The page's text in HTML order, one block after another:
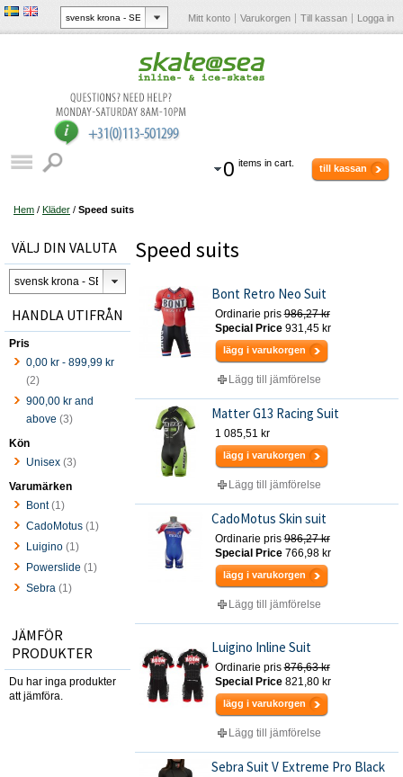
Mitt konto Varukorgen Till kassan Logga in
0 items in cart. till kassan
Hem / Kläder / Speed suits
Speed suits
Bont Retro Neo Suit
Ordinarie pris 986,27 kr
Special Price 931,45 kr
lägg i varukorgen
Lägg till jämförelse
Matter G13 Racing Suit
1 085,51 kr
lägg i varukorgen
Lägg till jämförelse
CadoMotus Skin suit
Ordinarie pris 986,27 kr
Special Price 766,98 kr
lägg i varukorgen
Lägg till jämförelse
Luigino Inline Suit
Ordinarie pris 876,63 kr
Special Price 821,80 kr
lägg i varukorgen
Lägg till jämförelse
Sebra Suit V Extreme Pro Black
VÄLJ DIN VALUTA
HANDLA UTIFRÅN
Pris
0,00 kr - 899,99 kr
(2)
900,00 kr and
above (3)
Kön
Unisex (3)
Varumärken
Bont(1)
CadoMotus (1)
Luigino (1)
Powerslide (1)
Sebra (1)
JÄMFÖR
PRODUKTER
Du har inga produkter
att jämföra.